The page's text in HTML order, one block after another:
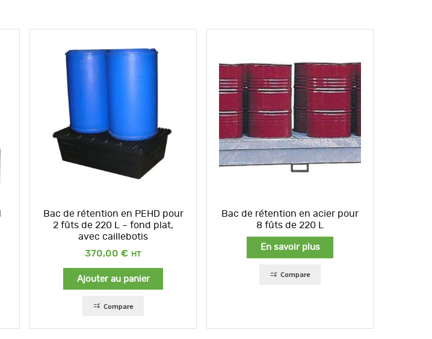
Bac de rétention en PEHD pour
2 fûts de 220 L – fond plat,
avec caillebotis
370,00 €
Ajouter au panier
Compare
Bac de rétention en acier pour
8 fûts de 220 L
En savoir plus
Compare